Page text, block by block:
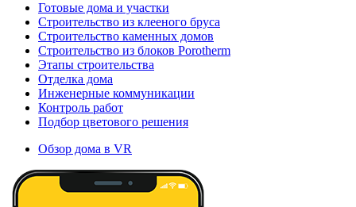
Готовые дома и участки
Строительство из клееного бруса
Строительство каменных домов
Строительство из блоков Porotherm
Этапы строительства
Отделка дома
Инженерные коммуникации
Контроль работ
Подбор цветового решения
Обзор дома в VR